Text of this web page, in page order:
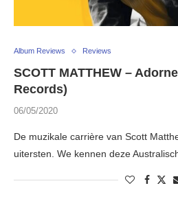
Album Reviews Reviews
SCOTT MATTHEW –
Records)
06/05/2020
De muzikale carrière van Scott
uitersten. We kennen deze